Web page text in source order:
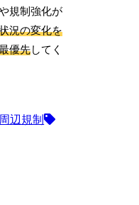
規制強化が
況の変化を
優先してく
辺規制